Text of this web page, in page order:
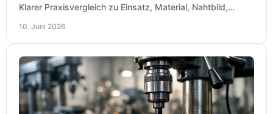
Klarer Praxisvergleich zu Einsatz, Material, Nahtbild,
10. Juni 2026